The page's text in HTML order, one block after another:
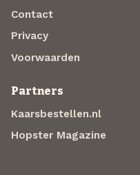
Contact
Privacy
Voorwaarden
Partners
Kaarsbestellen.nl
Hopster Magazine